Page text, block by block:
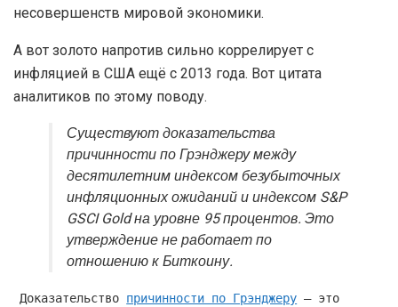
несовершенств мировой экономики.
А вот золото напротив сильно коррелирует с
инфляцией в США ещё с 2013 года. Вот цитата
аналитиков по этому поводу.
Существуют доказательства
причинности по Грэнджеру между
десятилетним индексом безубыточных
инфляционных ожиданий и индексом S&P
GSCI Gold на уровне 95 процентов. Это
утверждение не работает по
отношению к Биткоину.
Доказательство причинности по Грэнджеру – это